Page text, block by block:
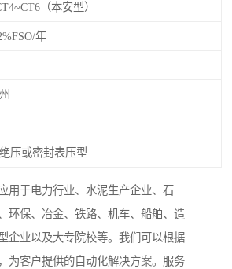
（本安型）
年
压或密封表压型
用于电力行业、水泥生产企业、石
环保、冶金、铁路、机车、船舶、造
企业以及大专院校等。我们可以根据
为客户提供的自动化解决方案。服务